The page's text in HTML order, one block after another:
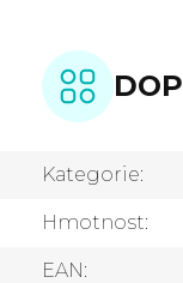
Kategorie:
Hmotnost:
EAN: